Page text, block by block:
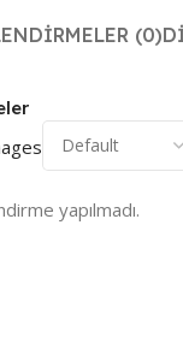
(0)
yapılmadı.